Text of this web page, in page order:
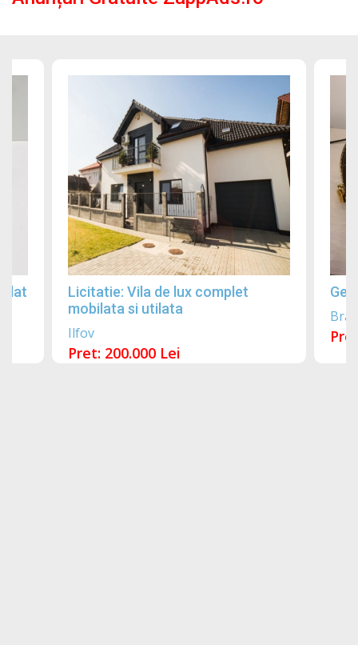
Licitatie: Vila de lux complet
mobilata si utilata
Ilfov
Pret: 200.000 Lei